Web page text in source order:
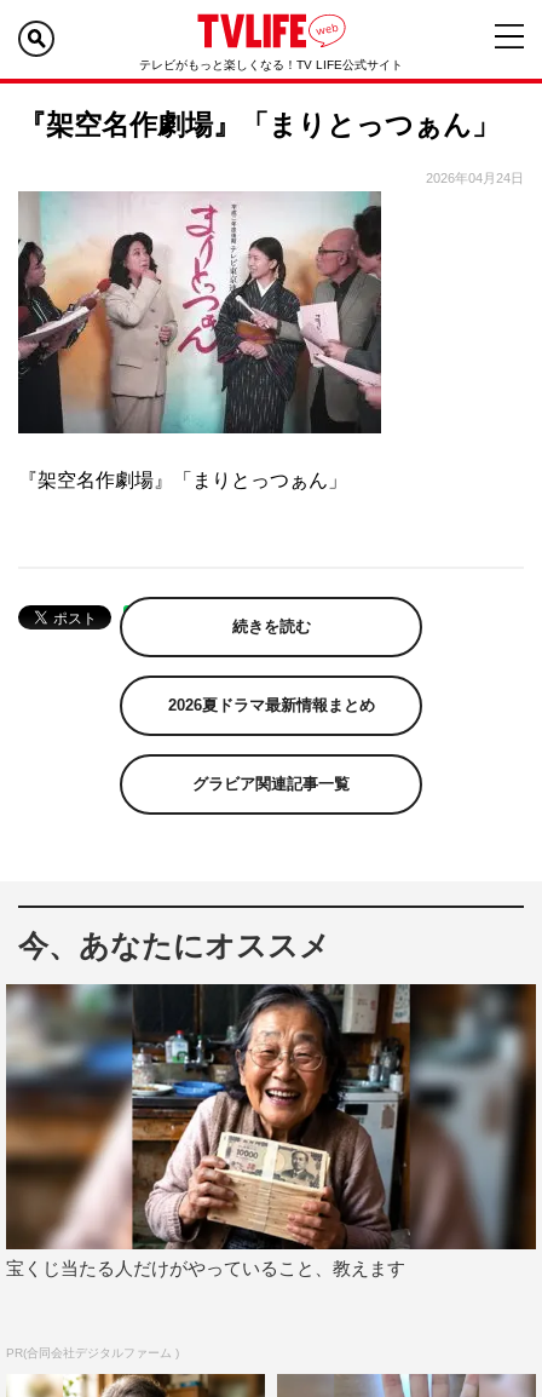
テレビがもっと楽しくなる！TV LIFE公式サイト
『架空名作劇場』「まりとっつぁん」
2026年04月24日
『架空名作劇場』「まりとっつぁん」
続きを読む
2026夏ドラマ最新情報まとめ
グラビア関連記事一覧
今、あなたにオススメ
宝くじ当たる人だけがやっていること、教えます
PR(合同会社デジタルファーム )